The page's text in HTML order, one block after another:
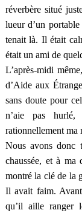
réverbère situé
lueur d’un
tenait là. Il était
était un ami de
L’après-midi
d’Aide aux
sans doute pour
n’aie pas
rationnellement ma
Nous avons donc
chaussée, et à
montré la clé de la
Il avait faim.
qu’il aille ranger